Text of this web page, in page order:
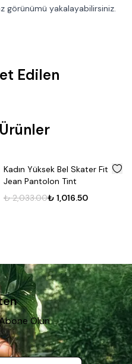
görünümü yakalayabilirsiniz.
Edilen
%50
Kadın Yüksek Bel Skater Fit
Jean Pantolon Tint
₺ 2,033.00₺ 1,016.50
Olun